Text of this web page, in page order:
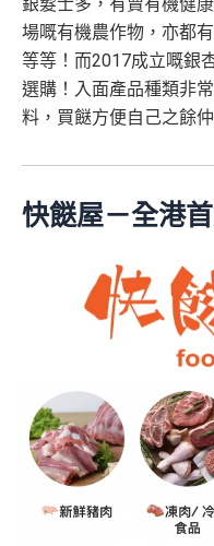
場嘅有機農作物，亦都
等等！而2017成立嘅銀
選購！入面產品種類非
料，買餸方便自己之餘
快餸屋－全港